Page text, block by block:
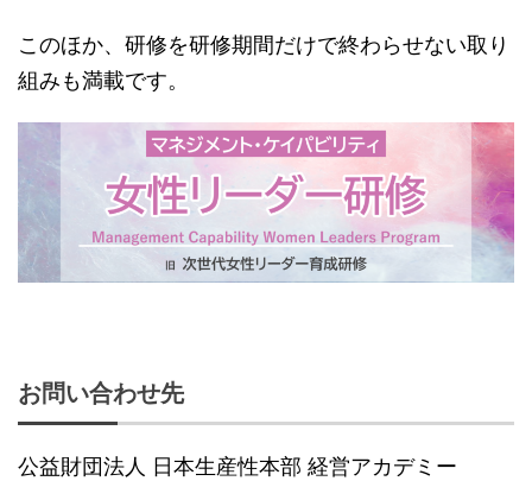
このほか、研修を研修期間だけで終わらせない取り
組みも満載です。
お問い合わせ先
公益財団法人 日本生産性本部 経営アカデミー